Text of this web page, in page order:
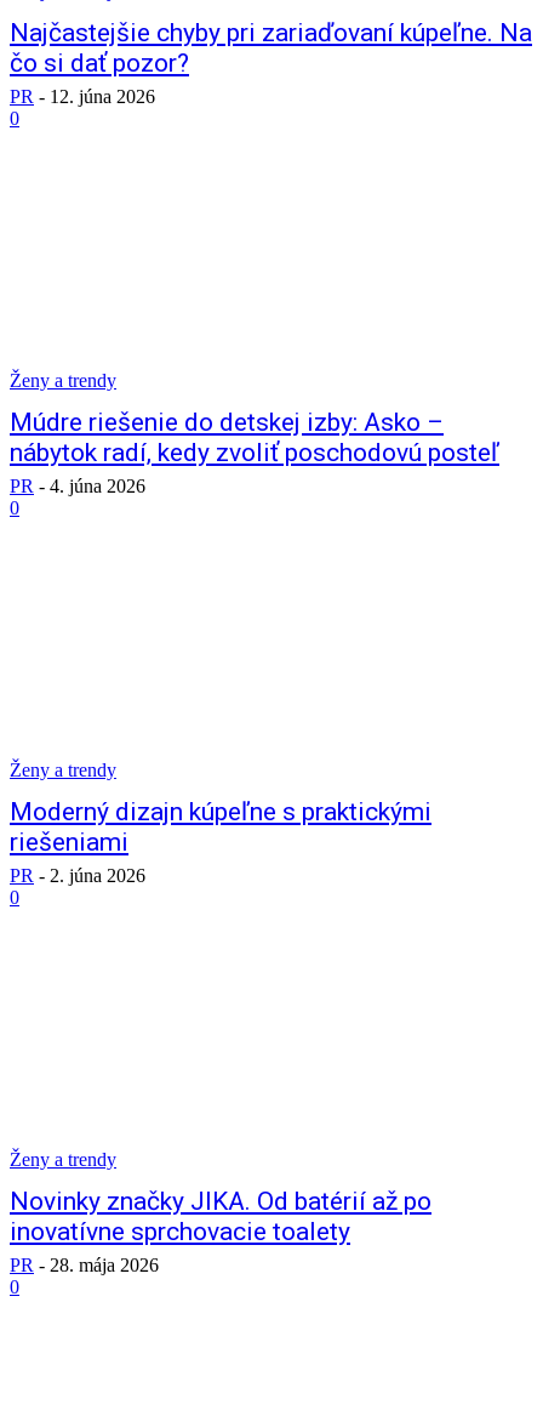
Najčastejšie chyby pri zariaďovaní kúpeľne. Na
čo si dať pozor?
PR - 12. júna 2026
0
Ženy a trendy
Múdre riešenie do detskej izby: Asko –
nábytok radí, kedy zvoliť poschodovú posteľ
PR - 4. júna 2026
0
Ženy a trendy
Moderný dizajn kúpeľne s praktickými
riešeniami
PR - 2. júna 2026
0
Ženy a trendy
Novinky značky JIKA. Od batérií až po
inovatívne sprchovacie toalety
PR - 28. mája 2026
0